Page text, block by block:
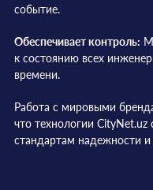
событие.
Обеспечивает контроль:
к состоянию всех
времени.
Работа с мировыми
что технологии
стандартам надежности